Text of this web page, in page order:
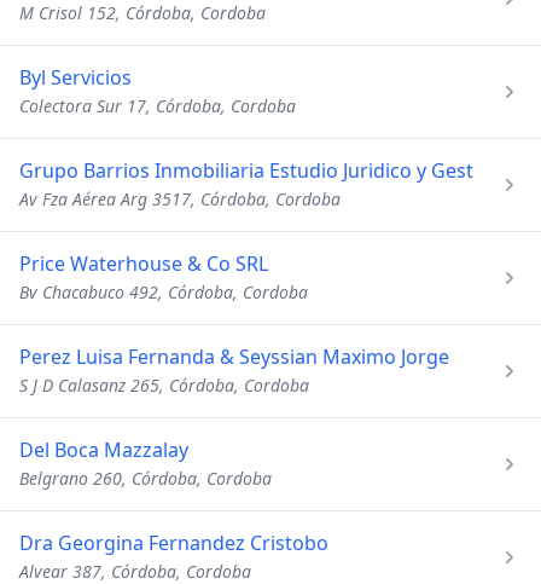
M Crisol 152, Córdoba, Cordoba
Byl Servicios
Colectora Sur 17, Córdoba, Cordoba
Grupo Barrios Inmobiliaria Estudio Juridico y Gest
Av Fza Aérea Arg 3517, Córdoba, Cordoba
Price Waterhouse & Co SRL
Bv Chacabuco 492, Córdoba, Cordoba
Perez Luisa Fernanda & Seyssian Maximo Jorge
S J D Calasanz 265, Córdoba, Cordoba
Del Boca Mazzalay
Belgrano 260, Córdoba, Cordoba
Dra Georgina Fernandez Cristobo
Alvear 387, Córdoba, Cordoba